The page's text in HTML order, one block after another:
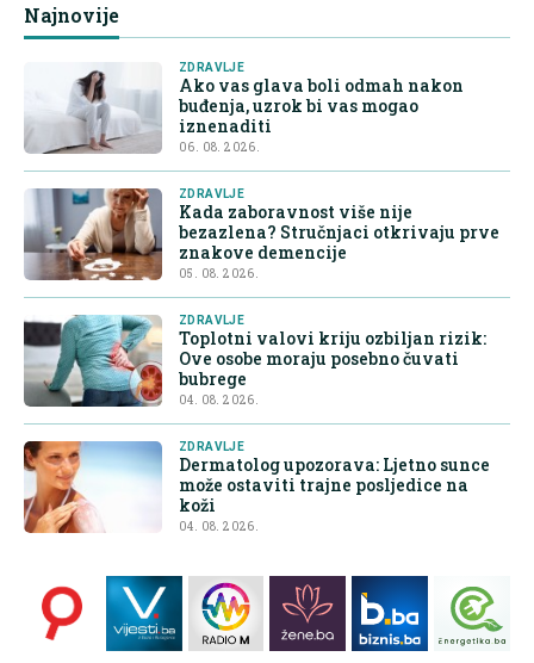
Najnovije
ZDRAVLJE
Ako vas glava boli odmah nakon
buđenja, uzrok bi vas mogao
iznenaditi
06. 08. 2026.
ZDRAVLJE
Kada zaboravnost više nije
bezazlena? Stručnjaci otkrivaju prve
znakove demencije
05. 08. 2026.
ZDRAVLJE
Toplotni valovi kriju ozbiljan rizik:
Ove osobe moraju posebno čuvati
bubrege
04. 08. 2026.
ZDRAVLJE
Dermatolog upozorava: Ljetno sunce
može ostaviti trajne posljedice na
koži
04. 08. 2026.